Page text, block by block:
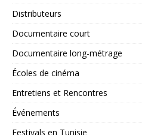
Distributeurs
Documentaire court
Documentaire long-métrage
Écoles de cinéma
Entretiens et Rencontres
Événements
Festivals en Tunisie